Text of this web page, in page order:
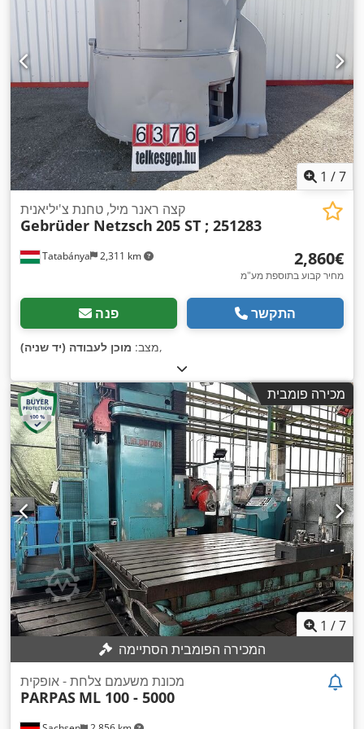
83,000 וואט
, סוג זרם כניסה: תלת פאזי
1 /7
Tatabánya 2,311 km
קצה ראנר מיל, טחנת צ'יליאנית
Gebrüder Netzsch 205 ST ; 251283
‏2,860 ‏€
מחיר קבוע בתוספת מע"מ
פנה התקשר
מצב: מוכן לעבודה (יד שניה) ,
מכירה פומבית
1 /7
המכירה הפומבית הסתיימה
מכונת משעמם צלחת - אופקית
PARPAS ML 100 - 5000